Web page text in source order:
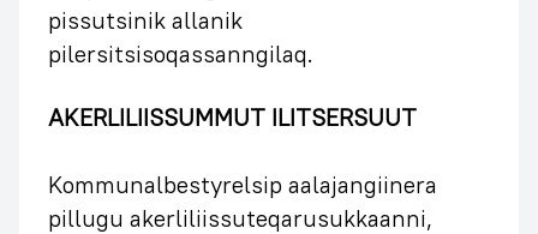
pissutsinik allanik
pilersitsisoqassanngilaq.
AKERLILIISSUMMUT ILITSERSUUT
Kommunalbestyrelsip aalajangiinera
pillugu akerliliissuteqarusukkaanni,